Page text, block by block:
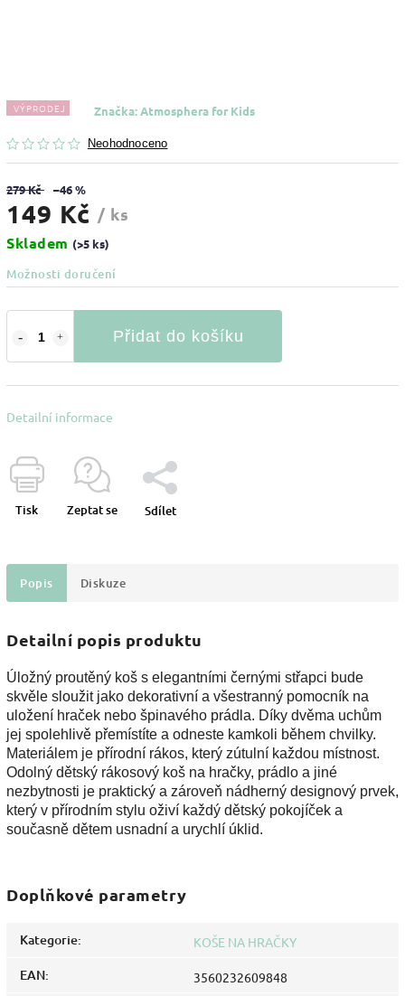
VÝPRODEJ
Neohodnoceno
Značka:Atmosphera for Kids
279 Kč –46 %
149 Kč / ks
Skladem (>5 ks)
Možnosti doručení
Přidat do košíku
Detailní informace
Tisk Zeptat se Sdílet
Popis Diskuze
Detailní popis produktu
Úložný proutěný koš s elegantními černými střapci bude
skvěle sloužit jako dekorativní a všestranný pomocník na
uložení hraček nebo špinavého prádla. Díky dvěma uchům
jej spolehlivě přemístíte a odneste kamkoli během chvilky.
Materiálem je přírodní rákos, který zútulní každou místnost.
Odolný dětský rákosový koš na hračky, prádlo a jiné
nezbytnosti je praktický a zároveň nádherný designový prvek,
který v přírodním stylu oživí každý dětský pokojíček a
současně dětem usnadní a urychlí úklid.
Doplňkové parametry
Kategorie: KOŠE NA HRAČKY
EAN: 3560232609848